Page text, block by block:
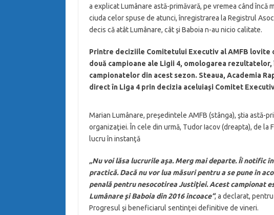
a explicat Lumânare astă-primăvară, pe vremea când
ciuda celor spuse de atunci, înregistrarea la Registrul
decis că atât Lumânare, cât şi Baboia n-au nicio calitate.
Printre deciziile Comitetului Executiv al AMFB
două campioane ale Ligii 4, omologarea
campionatelor din acest sezon. Steaua, Academia
direct în Liga 4 prin decizia aceluiaşi Comitet
Marian Lumânare, preşedintele AMFB (stânga), ştia astă-
organizaţiei. În cele din urmă, Tudor Iacov (dreapta), de la
lucru în instanţă
„Nu voi lăsa lucrurile aşa. Merg mai departe. Îi notific
practică. Dacă nu vor lua măsuri pentru a se pune în
penală pentru nesocotirea Justiţiei. Acest campionat
Lumânare şi Baboia din 2016 încoace“, a declarat,
Progresul şi beneficiarul sentinţei definitive de vineri.